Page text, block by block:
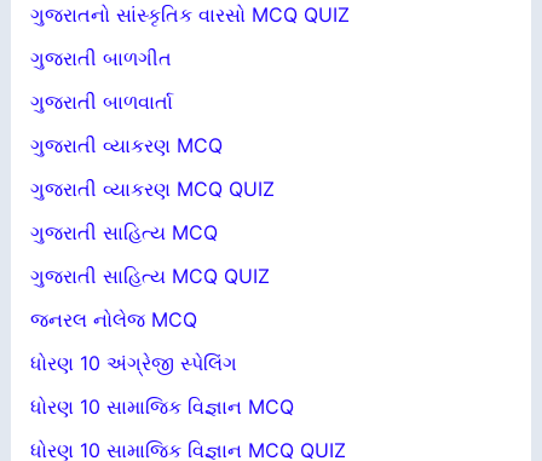
ગુજરાતનો સાંસ્કૃતિક વારસો MCQ QUIZ
ગુજરાતી બાળગીત
ગુજરાતી બાળવાર્તા
ગુજરાતી વ્યાકરણ MCQ
ગુજરાતી વ્યાકરણ MCQ QUIZ
ગુજરાતી સાહિત્ય MCQ
ગુજરાતી સાહિત્ય MCQ QUIZ
જનરલ નોલેજ MCQ
ધોરણ 10 અંગ્રેજી સ્પેલિંગ
ધોરણ 10 સામાજિક વિજ્ઞાન MCQ
ધોરણ 10 સામાજિક વિજ્ઞાન MCQ QUIZ